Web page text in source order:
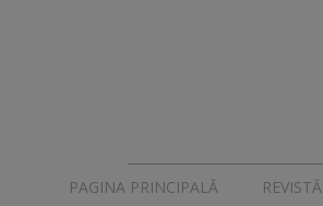
PAGINA PRINCIPALĂ REVISTĂ